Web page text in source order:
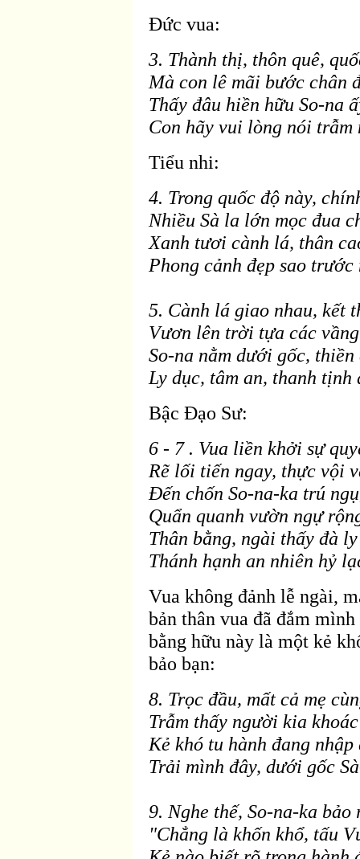
Ðức vua:
3. Thành thị, thôn quê,
Mà con lê mãi bước chân
Thấy đâu hiền hữu So-na
Con hãy vui lòng nói trẫm
Tiểu nhi:
4. Trong quốc độ này,
Nhiều Sà la lớn mọc đua
Xanh tươi cành lá, thân
Phong cảnh đẹp sao trước
5. Cành lá giao nhau, kết
Vươn lên trời tựa các
So-na nằm dưới gốc, thiền
Ly dục, tâm an, thanh tịnh
Bậc Ðạo Sư:
6 - 7 . Vua liền khởi sự
Rẽ lối tiến ngay, thực vội
Ðến chốn So-na-ka trú
Quẩn quanh vườn ngự
Thân bằng, ngài thấy đà
Thánh hạnh an nhiên hỷ
Vua không đảnh lễ ngài,
bản thân vua đã đắm mình
bằng hữu này là một kẻ
bảo bạn:
8. Trọc đầu, mất cả mẹ c
Trẫm thấy người kia
Kẻ khó tu hành đang nhập
Trải mình đây, dưới gốc S
9. Nghe thế, So-na-ka bảo
"Chẳng là khốn khổ, tấu